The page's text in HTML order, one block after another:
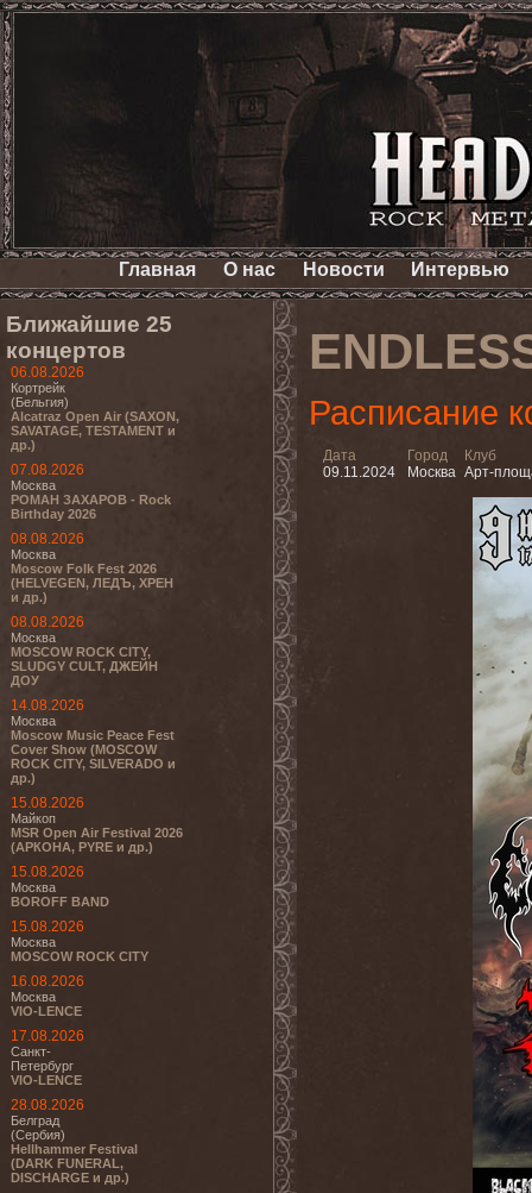
Главная О нас Новости Интервью
Ближайшие 25
концертов
06.08.2026
Кортрейк
(Бельгия)
Alcatraz Open Air (SAXON,
SAVATAGE, TESTAMENT и
др.)
07.08.2026
Москва
РОМАН ЗАХАРОВ - Rock
Birthday 2026
08.08.2026
Москва
Moscow Folk Fest 2026
(HELVEGEN, ЛЕДЪ, ХРЕН
и др.)
08.08.2026
Москва
MOSCOW ROCK CITY,
SLUDGY CULT, ДЖЕЙН
ДОУ
14.08.2026
Москва
Moscow Music Peace Fest
Cover Show (MOSCOW
ROCK CITY, SILVERADO и
др.)
15.08.2026
Майкоп
MSR Open Air Festival 2026
(АРКОНА, PYRE и др.)
15.08.2026
Москва
BOROFF BAND
15.08.2026
Москва
MOSCOW ROCK CITY
16.08.2026
Москва
VIO-LENCE
17.08.2026
Санкт-
Петербург
VIO-LENCE
28.08.2026
Белград
(Сербия)
Hellhammer Festival
(DARK FUNERAL,
DISCHARGE и др.)
Расписание
Дата
09.11.2024
Город
Москва
Клуб
Арт-